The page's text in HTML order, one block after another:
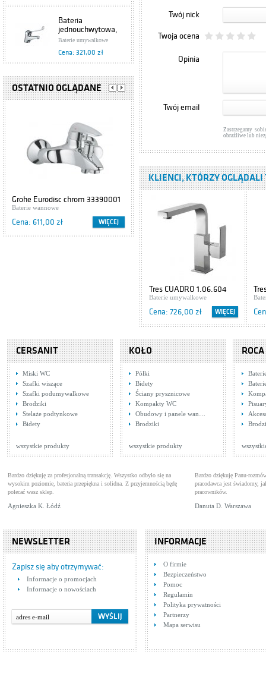
Bateria
jednouchwytowa,
umywalkowa
Specjalne 472-885-
00 Armatura
Kraków
Baterie umywalkowe
Cena: 321,00 zł
Grohe Europlus
33155002
Baterie umywalkowe
Hansgrohe Axor
Starck 10028000
Baterie umywalkowe
Cena: 2 273,00 zł
Baterie umywalkowe
Cena: 648,00 zł
Cena: 802,00 zł
Tres Monoclasic
5.47.103.02.01
Baterie umywalkowe
Cena: 835,00 zł
OSTATNIO OGLĄDANE
Grohe Eurodisc chrom 33390001
Baterie wannowe
Cena: 611,00 zł WIĘCEJ
Szafki podumywalkowe
Cena: 416,00 zł WIĘCEJ
Twój nick
Twoja ocena
Opinia
Twój email
Zastrzegamy
obraźliwe lub
KLIENCI, KTÓRZY
Tres CUADRO 1.06.604
Baterie umywalkowe
Cena: 726,00 zł WIĘCEJ
Hansgrohe Talis E
Cena: 372,00 zł WIĘCEJ
Baterie natryskowe
Cena: 859,00 zł
CERSANIT
Miski WC
Szafki wiszące
Szafki podumywalkowe
Brodziki
Stelaże podtynkowe
Bidety
wszystkie produkty
KOŁO
Półki
Bidety
Ściany prysznicowe
Kompakty WC
Obudowy i panele wan…
Brodziki
wszystkie produkty
ROCA
Bardzo dziękuję za profesjonalną transakcję. Wszystko odbyło się na
wysokim poziomie, bateria przepiękna i solidna. Z przyjemnością będę
polecać wasz sklep.
Agnieszka K. Łódź
Bardzo dziękuję Panu-
pracodawca jest świadomy,
pracowników.
Danuta D. Warszawa
NEWSLETTER
Zapisz się aby otrzymywać:
Informacje o promocjach
Informacje o nowościach
INFORMACJE
O firmie
Bezpieczeństwo
Pomoc
Regulamin
Polityka prywatności
Partnerzy
Mapa serwisu